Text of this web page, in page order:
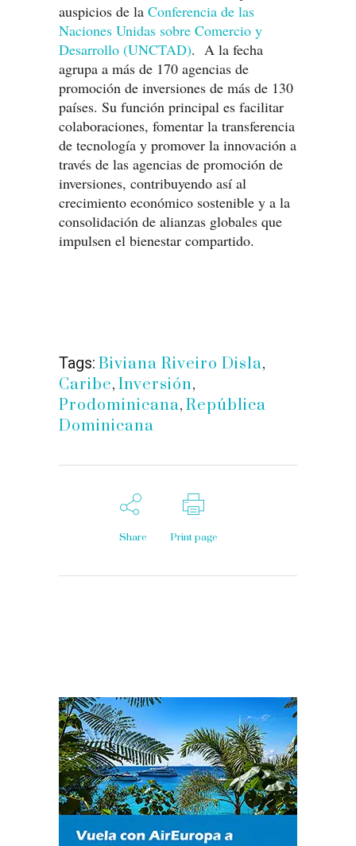
auspicios de la Conferencia de las
Naciones Unidas sobre Comercio y
Desarrollo (UNCTAD). A la fecha
agrupa a más de 170 agencias de
promoción de inversiones de más de 130
países. Su función principal es facilitar
colaboraciones, fomentar la transferencia
de tecnología y promover la innovación a
través de las agencias de promoción de
inversiones, contribuyendo así al
crecimiento económico sostenible y a la
consolidación de alianzas globales que
impulsen el bienestar compartido.
Tags: Biviana Riveiro Disla,
Caribe, Inversión,
Prodominicana, República
Dominicana
Share Print page